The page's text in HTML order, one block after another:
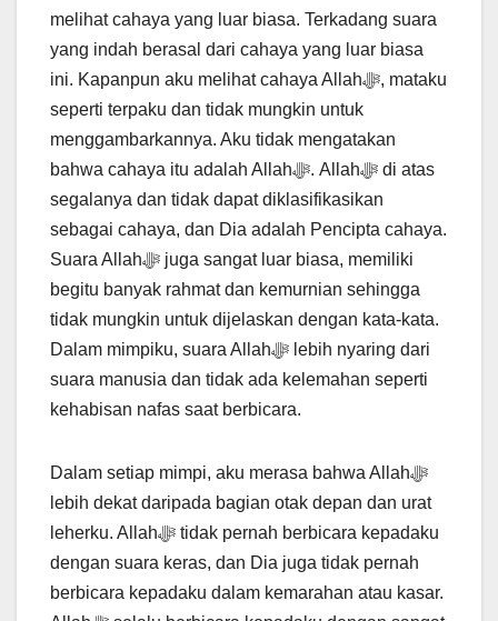
melihat cahaya yang luar biasa. Terkadang suara
yang indah berasal dari cahaya yang luar biasa
ini. Kapanpun aku melihat cahaya Allahﷻ, mataku
seperti terpaku dan tidak mungkin untuk
menggambarkannya. Aku tidak mengatakan
bahwa cahaya itu adalah Allahﷻ. Allahﷻ di atas
segalanya dan tidak dapat diklasifikasikan
sebagai cahaya, dan Dia adalah Pencipta cahaya.
Suara Allahﷻ juga sangat luar biasa, memiliki
begitu banyak rahmat dan kemurnian sehingga
tidak mungkin untuk dijelaskan dengan kata-kata.
Dalam mimpiku, suara Allahﷻ lebih nyaring dari
suara manusia dan tidak ada kelemahan seperti
kehabisan nafas saat berbicara.
Dalam setiap mimpi, aku merasa bahwa Allahﷻ
lebih dekat daripada bagian otak depan dan urat
leherku. Allahﷻ tidak pernah berbicara kepadaku
dengan suara keras, dan Dia juga tidak pernah
berbicara kepadaku dalam kemarahan atau kasar.